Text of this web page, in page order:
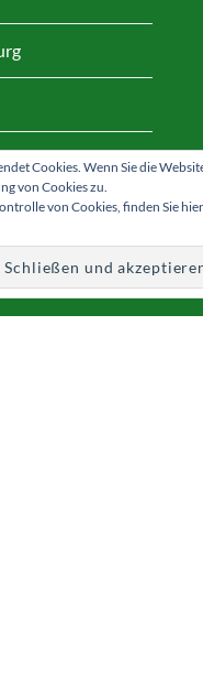
Cookies. Wenn Sie die
von Cookies zu.
von Cookies, finden Sie